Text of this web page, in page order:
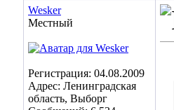
Wesker
Местный
Регистрация: 04.08.2009
Адрес: Ленинградская
область, Выборг